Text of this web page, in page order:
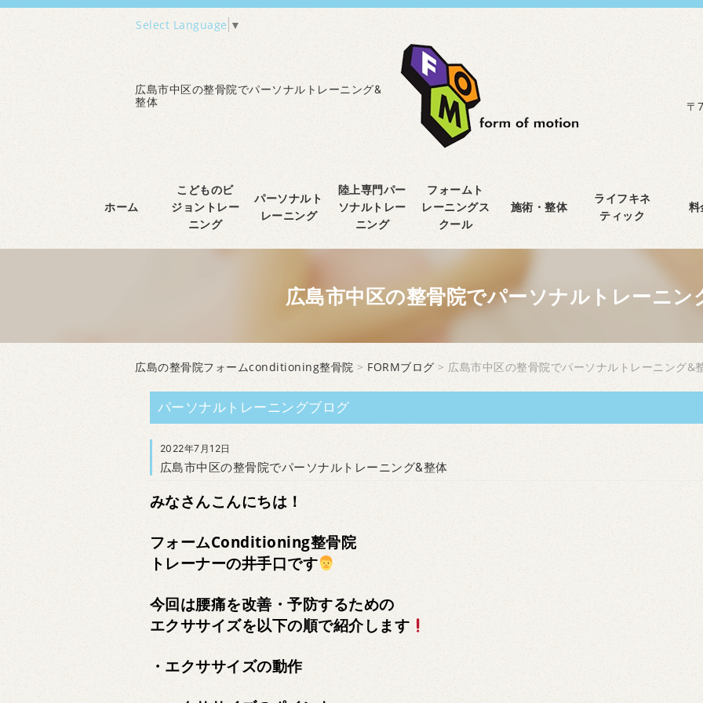
Select Language ▼
広島市中区の整骨院でパーソナルトレーニング&
整体
〒
ホーム
こどものビ
ジョントレー
ニング
パーソナルト
レーニング
陸上専門パー
ソナルトレー
ニング
フォームト
レーニングス
クール
施術・整体
ライフキネ
ティック
料
広島市中区の整骨院でパーソナルトレーニン
広島の整骨院フォームconditioning整骨院 > FORMブログ > 広島市中区の整骨院でパーソナルトレーニング&
パーソナルトレーニングブログ
2022年7月12日
広島市中区の整骨院でパーソナルトレーニング&整体
みなさんこんにちは！
フォームConditioning整骨院
トレーナーの井手口です
今回は腰痛を改善・予防するための
エクササイズを以下の順で紹介します
・エクササイズの動作